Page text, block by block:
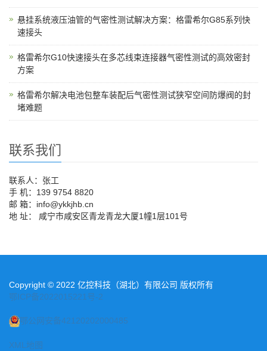
悬挂系统液压油管的气密性测试解决方案：格雷希尔G85系列快
速接头
格雷希尔G10快速接头在多芯线束连接器气密性测试的高效密封
方案
格雷希尔解决电池包整车装配后气密性测试狭窄空间防爆阀的封
堵难题
联系我们
联系人：张工
手 机：139 9754 8820
邮 箱：info@ykkjhb.cn
地 址： 咸宁市咸安区青龙青龙大厦1幢1层101号
Copyright © 2022 亿控科技（湖北）有限公司 版权所有
鄂ICP备2022015221号-2
鄂公网安备42120202000485
XML地图